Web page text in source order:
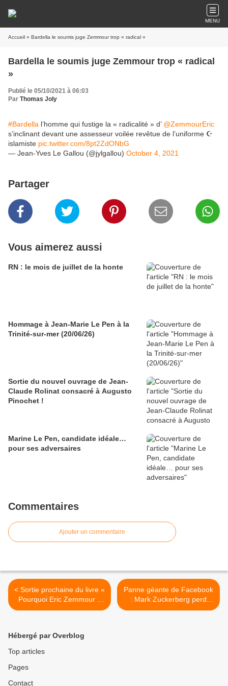
MENU
Accueil » Bardella le soumis juge Zemmour trop « radical »
Bardella le soumis juge Zemmour trop « radical
»
Publié le 05/10/2021 à 06:03
Par Thomas Joly
#Bardella l’homme qui fustige la « radicalité » d’⁦ ⁦ @ZemmourEric
s’inclinant devant une assesseur voilée revêtue de l’uniforme ☪️
islamiste pic.twitter.com/8pt2ZdONbG
— Jean-Yves Le Gallou (@jylgallou) October 4, 2021
Partager
Vous aimerez aussi
RN : le mois de juillet de la honte
Hommage à Jean-Marie Le Pen à la
Trinité-sur-mer (20/06/26)
Sortie du nouvel ouvrage de Jean-
Claude Rolinat consacré à Augusto
Pinochet !
Marine Le Pen, candidate idéale…
pour ses adversaires
Commentaires
Ajouter un commentaire
< Sortie prochaine du livre «
Pourquoi Eric Zemmour ?
La droite nationale à l'heure
Panne géante de Facebook
: Mark Zuckerberg perd
plus de 6 milliards de
Hébergé par Overblog
Top articles
Pages
Contact